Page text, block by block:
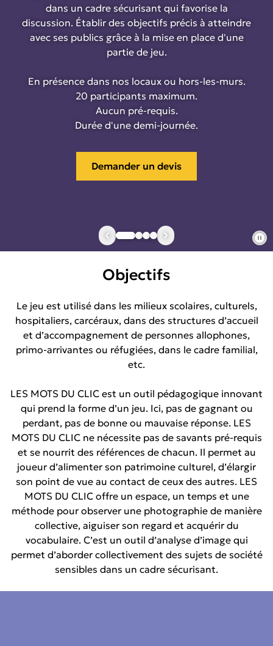
dans un cadre sécurisant qui favorise la
discussion. Établir des objectifs précis à atteindre
avec ses publics grâce à la mise en place d'une
partie de jeu.
En présence dans nos locaux ou hors-les-murs.
20 participants maximum.
Aucun pré-requis.
Durée d'une demi-journée.
Demander un devis
Objectifs
Le jeu est utilisé dans les milieux scolaires, culturels,
hospitaliers, carcéraux, dans des structures d’accueil
et d’accompagnement de personnes allophones,
primo-arrivantes ou réfugiées, dans le cadre familial,
etc.
LES MOTS DU CLIC est un outil pédagogique innovant
qui prend la forme d’un jeu. Ici, pas de gagnant ou
perdant, pas de bonne ou mauvaise réponse. LES
MOTS DU CLIC ne nécessite pas de savants pré-requis
et se nourrit des références de chacun. Il permet au
joueur d’alimenter son patrimoine culturel, d’élargir
son point de vue au contact de ceux des autres. LES
MOTS DU CLIC offre un espace, un temps et une
méthode pour observer une photographie de manière
collective, aiguiser son regard et acquérir du
vocabulaire. C’est un outil d’analyse d’image qui
permet d’aborder collectivement des sujets de société
sensibles dans un cadre sécurisant.